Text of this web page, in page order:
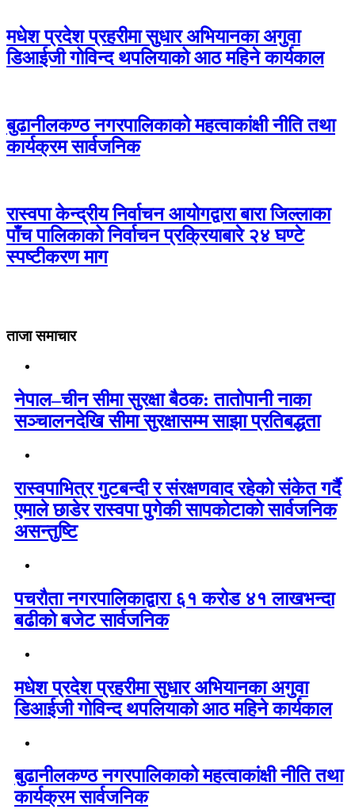
मधेश प्रदेश प्रहरीमा सुधार अभियानका अगुवा
डिआईजी गोविन्द थपलियाको आठ महिने कार्यकाल
बुढानीलकण्ठ नगरपालिकाको महत्वाकांक्षी नीति तथा
कार्यक्रम सार्वजनिक
रास्वपा केन्द्रीय निर्वाचन आयोगद्वारा बारा जिल्लाका
पाँच पालिकाको निर्वाचन प्रक्रियाबारे २४ घण्टे
स्पष्टीकरण माग
ताजा समाचार
नेपाल–चीन सीमा सुरक्षा बैठक: तातोपानी नाका
सञ्चालनदेखि सीमा सुरक्षासम्म साझा प्रतिबद्धता
रास्वपाभित्र गुटबन्दी र संरक्षणवाद रहेको संकेत गर्दै
एमाले छाडेर रास्वपा पुगेकी सापकोटाको सार्वजनिक
असन्तुष्टि
पचरौता नगरपालिकाद्वारा ६१ करोड ४१ लाखभन्दा
बढीको बजेट सार्वजनिक
मधेश प्रदेश प्रहरीमा सुधार अभियानका अगुवा
डिआईजी गोविन्द थपलियाको आठ महिने कार्यकाल
बुढानीलकण्ठ नगरपालिकाको महत्वाकांक्षी नीति तथा
कार्यक्रम सार्वजनिक